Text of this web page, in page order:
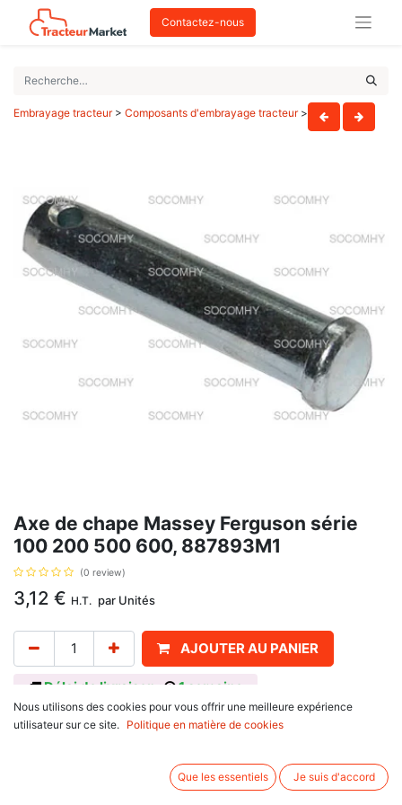
Contactez-nous
Embrayage tracteur> Composants d'embrayage tracteur>
Axe de chape Massey Ferguson série
100 200 500 600, 887893M1
(0 review)
3,12 € H.T. par Unités
AJOUTER AU PANIER
Délai de livraison : 1 semaine
Référence d'origine 887893M1, pour Massey Ferguson
série 200 : 230, 233, 234, 235, 240, 243, 245, 250, 253, 254, 255,
260, 263, 264, 265, 270, 273, 274, 275, 283, 284, 285, 290, 293, 294,
Nous utilisons des cookies pour vous offrir une meilleure expérience
utilisateur sur ce site.
Politique en matière de cookies
Que les essentiels Je suis d'accord